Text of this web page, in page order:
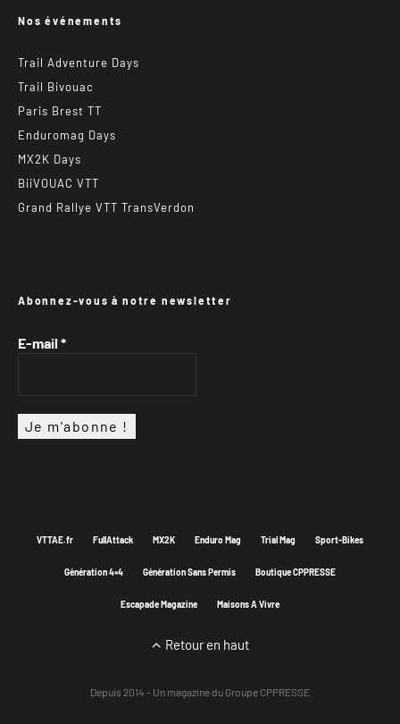
Nos événements
Trail Adventure Days
Trail Bivouac
Paris Brest TT
Enduromag Days
MX2K Days
BiiVOUAC VTT
Grand Rallye VTT TransVerdon
Abonnez-vous à notre newsletter
E-mail *
VTTAE.fr FullAttack MX2K Enduro Mag Trial Mag Sport-Bikes
Génération 4×4 Génération Sans Permis Boutique CPPRESSE
Escapade Magazine Maisons A Vivre
Retour en haut
Depuis 2014 - Un magazine du Groupe CPPRESSE